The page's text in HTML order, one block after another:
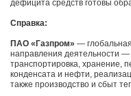
дефицита средств готовы
Справка:
ПАО «Газпром» —
направления деятельности —
транспортировка, хранение,
конденсата и нефти,
также производство и сбыт